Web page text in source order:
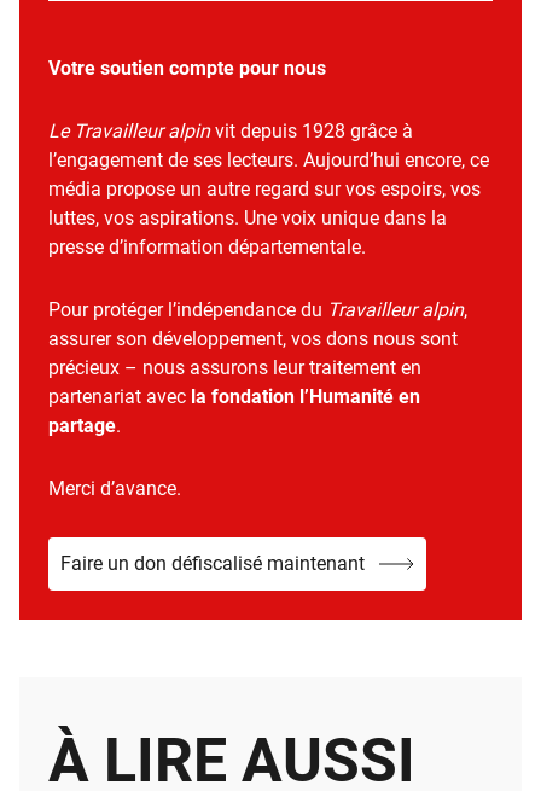
Votre soutien compte pour nous
Le Travailleur alpinvit depuis 1928 grâce à
l’engagement de ses lecteurs. Aujourd’hui encore, ce
média propose un autre regard sur vos espoirs, vos
luttes, vos aspirations. Une voix unique dans la
presse d’information départementale.
Pour protéger l’indépendance du Travailleur alpin,
assurer son développement, vos dons nous sont
précieux – nous assurons leur traitement en
partenariat avec la fondation l’Humanité en
partage.
Merci d’avance.
Faire un don défiscalisé maintenant
À LIRE AUSSI